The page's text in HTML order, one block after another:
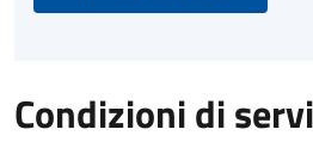
Condizioni di